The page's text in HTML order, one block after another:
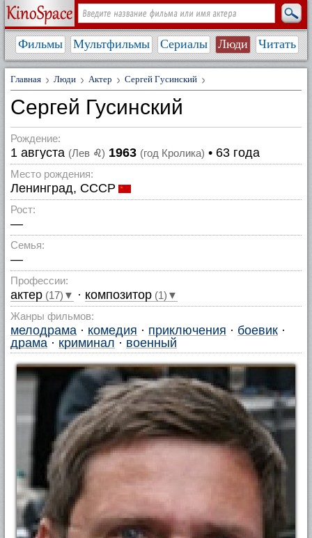
Фильмы Мультфильмы Сериалы Люди Читать
Главная Люди Актер Сергей Гусинский
Сергей Гусинский
Рождение:
1 августа (Лев ♌) 1963 (год Кролика) • 63 года
Место рождения:
Ленинград, СССР
Рост:
—
Семья:
—
Профессии:
актер (17)▼ · композитор (1)▼
Жанры фильмов:
мелодрама · комедия · приключения · боевик ·
драма · криминал · военный